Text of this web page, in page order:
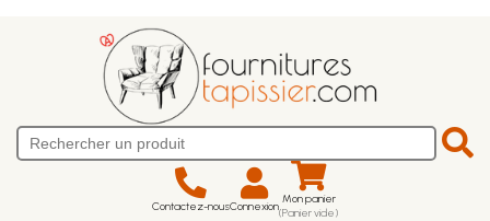
Contactez-nousConnexion Mon panier
(Panier vide)